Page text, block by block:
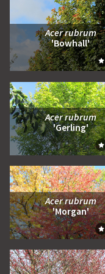
Acer rubrum
'Bowhall'
Acer rubrum
'Gerling'
Acer rubrum
'Morgan'